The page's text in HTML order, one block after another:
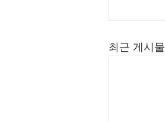
최근 게시물